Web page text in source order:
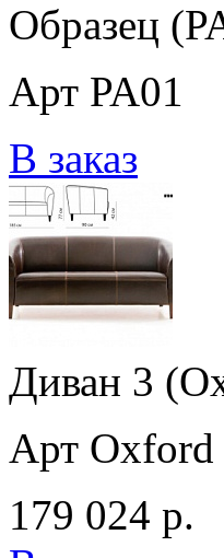
Образец
Арт PA01
В заказ
Диван 3
Арт Oxford
179 024 р.